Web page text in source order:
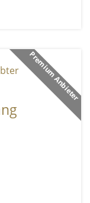
Premium Anbieter